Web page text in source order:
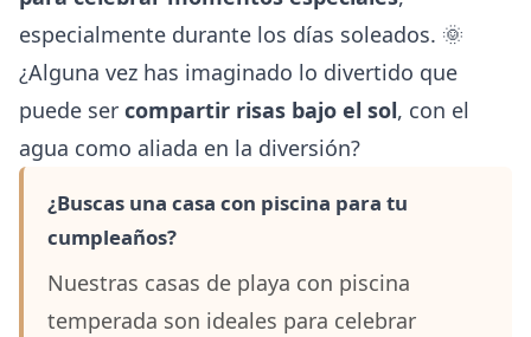
especialmente durante los días soleados. 🌞
¿Alguna vez has imaginado lo divertido que
puede ser compartir risas bajo el sol, con el
agua como aliada en la diversión?
¿Buscas una casa con piscina para tu
cumpleaños?
Nuestras casas de playa con piscina
temperada son ideales para celebrar